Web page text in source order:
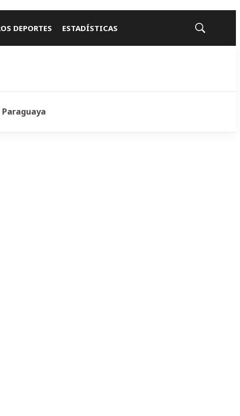
DEPORTES ESTADÍSTICAS
Mostrar